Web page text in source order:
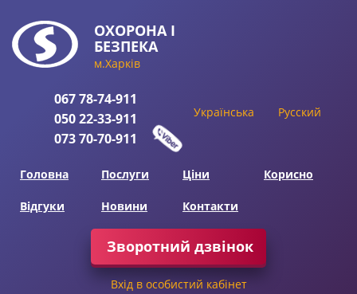
ОХОРОНАІ
БЕЗПЕКА
м.Харків
06778-74-911
05022-33-911
07370-70-911
Українська Русский
Головна Послуги Ціни Корисно
Відгуки Новини Контакти
Зворотний дзвінок
Вхід в особистий кабінет